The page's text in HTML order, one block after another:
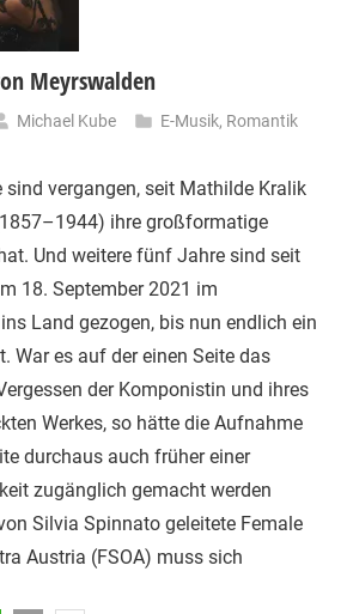
Meyrswalden
Michael Kube E-Musik, Romantik
sind vergangen, seit Mathilde Kralik
ihre großformatige
Und weitere fünf Jahre sind seit
18. September 2021 im
Land gezogen, bis nun endlich ein
War es auf der einen Seite das
der Komponistin und ihres
Werkes, so hätte die Aufnahme
durchaus auch früher einer
zugänglich gemacht werden
Silvia Spinnato geleitete Female
Austria (FSOA) muss sich